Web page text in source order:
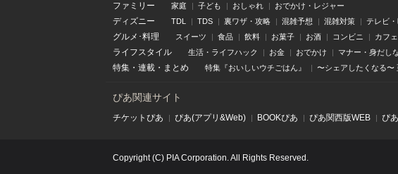
ファミリー 家庭 子ども おしゃれ おでかけ・レジャー
ディズニー TDL TDS 裏ワザ・攻略 混雑予想 混雑対策 テレビ
グルメ･料理 スイーツ 食品 飲料 お菓子 お酒 コンビニ カフ
ライフスタイル 生活・ライフハック お金 おでかけ マナー・身だし
特集 ・ 連載 ・ まとめ 特集『おいしいウチごはん』 〜シェアしたくなる〜
ぴあ関連サイト
チケットぴあ ぴあ(アプリ&Web) BOOKぴあ ぴあ関⻄版WEB ぴ
Copyright (C) PIA Corporation. All Rights Reserved.